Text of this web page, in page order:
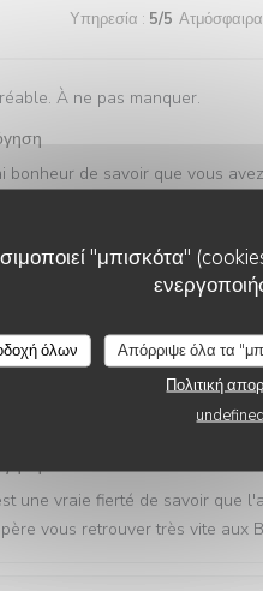
"μπισκότα"
όλων Απόρριψε όλα τα
Πολιτική
undefined
Υπηρεσία : 5/5 Ατμόσφαιρα
À ne pas manquer.
de savoir que vous
et complicité. Tout ce que
une vraie fierté de savoir que
vous retrouver très vite aux